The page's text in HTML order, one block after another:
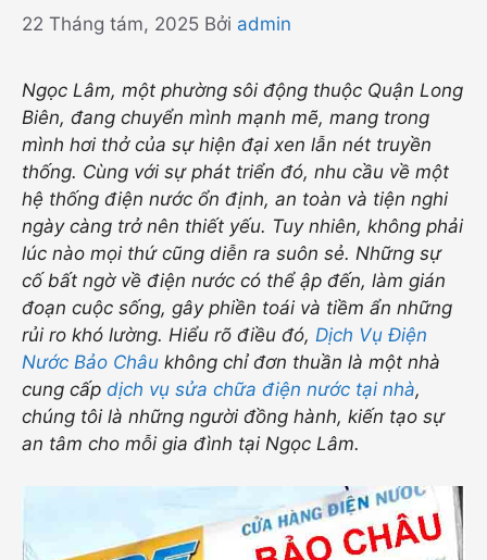
22 Tháng tám, 2025 Bởi admin
Ngọc Lâm, một phường sôi động thuộc Quận Long
Biên, đang chuyển mình mạnh mẽ, mang trong
mình hơi thở của sự hiện đại xen lẫn nét truyền
thống. Cùng với sự phát triển đó, nhu cầu về một
hệ thống điện nước ổn định, an toàn và tiện nghi
ngày càng trở nên thiết yếu. Tuy nhiên, không phải
lúc nào mọi thứ cũng diễn ra suôn sẻ. Những sự
cố bất ngờ về điện nước có thể ập đến, làm gián
đoạn cuộc sống, gây phiền toái và tiềm ẩn những
rủi ro khó lường. Hiểu rõ điều đó, Dịch Vụ Điện
Nước Bảo Châu không chỉ đơn thuần là một nhà
cung cấp dịch vụ sửa chữa điện nước tại nhà,
chúng tôi là những người đồng hành, kiến tạo sự
an tâm cho mỗi gia đình tại Ngọc Lâm.